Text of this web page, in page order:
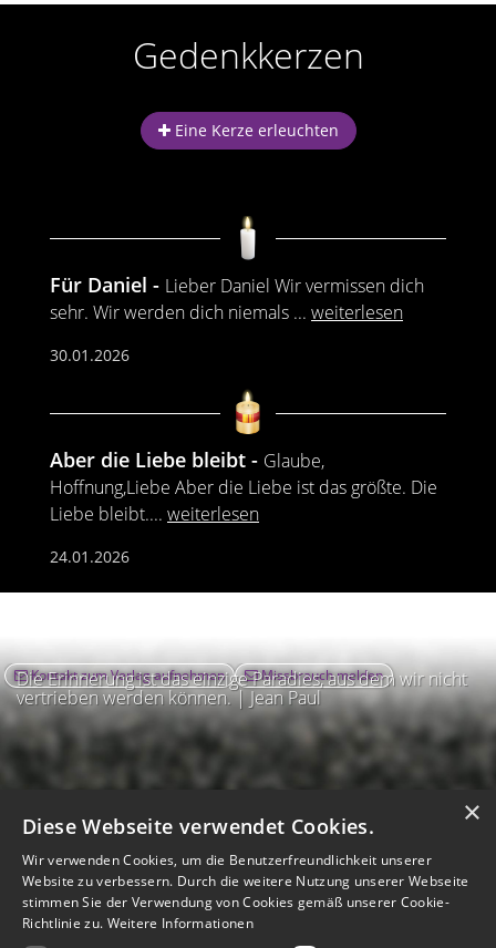
Gedenkkerzen
Eine Kerze erleuchten
Für Daniel
Lieber Daniel Wir vermissen dich
sehr. Wir werden dich niemals ... weiterlesen
30.01.2026
Aber die Liebe bleibt
Glaube,
Hoffnung,Liebe Aber die Liebe ist das größte. Die
Liebe bleibt.... weiterlesen
24.01.2026
Die Erinnerung ist das einzige Paradies, aus dem wir nicht
vertrieben werden können. | Jean Paul
Kontakt zum Verlag aufnehmen Missbrauch melden
×
Diese Webseite verwendet Cookies.
Wir verwenden Cookies, um die Benutzerfreundlichkeit unserer
Website zu verbessern. Durch die weitere Nutzung unserer Webseite
stimmen Sie der Verwendung von Cookies gemäß unserer Cookie-
Richtlinie zu. Weitere Informationen